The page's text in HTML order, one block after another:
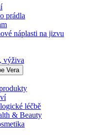
prádla
náplasti na jizvu
výživa
Vera
léčbě
& Beauty